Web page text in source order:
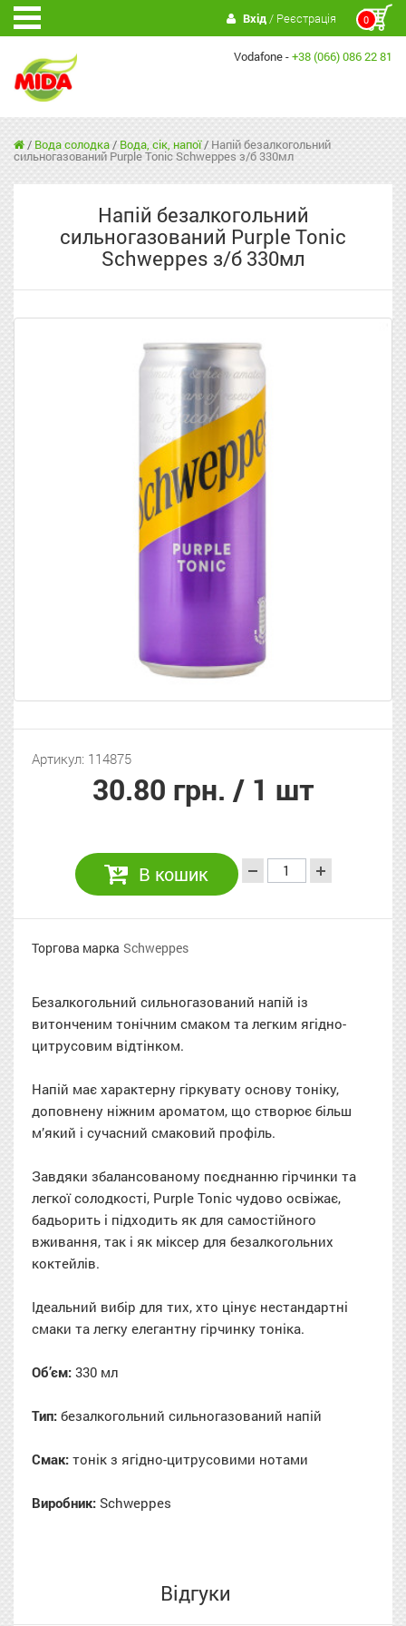
0
Вхід/ Реєстрація
Vodafone -+38 (066) 086 22 81
/ Вода солодка/ Вода, сік, напої/ Напій безалкогольний
сильногазований Purple Tonic Schweppes з/б 330мл
Напій безалкогольний
сильногазований Purple Tonic
Schweppes з/б 330мл
Артикул: 114875
30.80 грн. / 1 шт
В кошик
Торгова марка Schweppes
Безалкогольний сильногазований напій із
витонченим тонічним смаком та легким ягідно-
цитрусовим відтінком.
Напій має характерну гіркувату основу тоніку,
доповнену ніжним ароматом, що створює більш
м’який і сучасний смаковий профіль.
Завдяки збалансованому поєднанню гірчинки та
легкої солодкості, Purple Tonic чудово освіжає,
бадьорить і підходить як для самостійного
вживання, так і як міксер для безалкогольних
коктейлів.
Ідеальний вибір для тих, хто цінує нестандартні
смаки та легку елегантну гірчинку тоніка.
Об’єм: 330 мл
Тип: безалкогольний сильногазований напій
Смак: тонік з ягідно-цитрусовими нотами
Виробник: Schweppes
Відгуки